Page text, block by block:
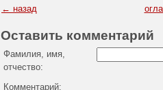
← назад
Оставить комментарий
Фамилия, имя,
отчество:
Комментарий: